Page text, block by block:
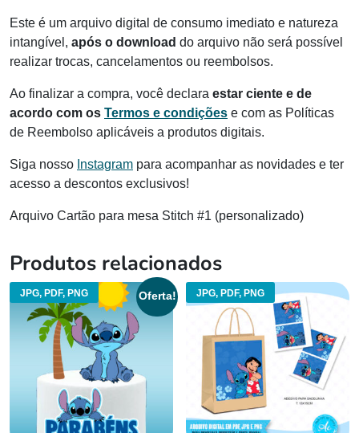
Este é um arquivo digital de consumo imediato e natureza
intangível, após o download do arquivo não será possível
realizar trocas, cancelamentos ou reembolsos.
Ao finalizar a compra, você declara estar ciente e de
acordo com os Termos e condições e com as Políticas
de Reembolso aplicáveis a produtos digitais.
Siga nosso Instagram para acompanhar as novidades e ter
acesso a descontos exclusivos!
Arquivo Cartão para mesa Stitch #1 (personalizado)
Produtos relacionados
JPG, PDF, PNG Oferta! JPG, PDF, PNG